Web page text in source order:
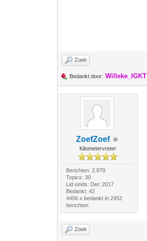
Zoek
Bedankt door: Willeke_IGKT
ZoefZoef
Kilometervreter
Berichten: 2.879
Topics: 30
Lid sinds: Dec 2017
Bedankt: 42
4456 x bedankt in 2452
berichten
Zoek